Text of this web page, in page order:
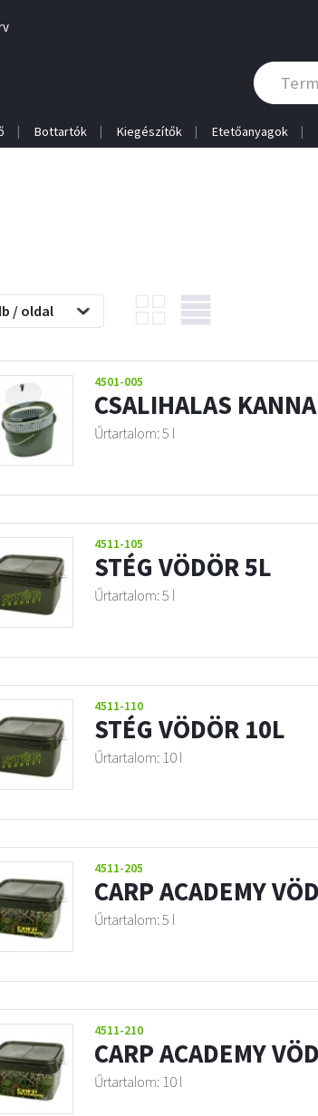
Bottartók Kiegészítők Etetőanyagok
/ oldal
4501-005
CSALIHALAS
Űrtartalom: 5 l
4511-105
STÉG VÖDÖR 5L
Űrtartalom: 5 l
4511-110
STÉG VÖDÖR 10L
Űrtartalom: 10 l
4511-205
CARP ACADEMY
Űrtartalom: 5 l
4511-210
CARP ACADEMY
Űrtartalom: 10 l